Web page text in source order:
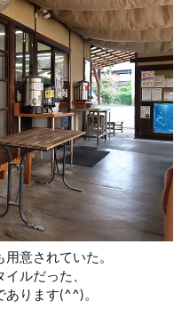
意されていた。
ルだった、
ります(^^)。